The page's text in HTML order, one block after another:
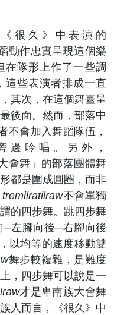
很久》中表演的
動作忠實呈現這個樂
在隊形上作了一些調
這些表演者排成一直
其次，在這個舞臺呈
後面。然而，部落中
不會加入舞蹈隊伍，
邊吟唱。另外，
會舞」的部落團體舞
都是圍成圓圈，而非
tremilratilraw不會單獨
的四步舞。跳四步舞
─左腳向後─右腳向後
以均等的速度移動雙
舞步較複雜，是難度
，四步舞可以說是一
才是卑南族大會舞
人而言，《很久》中